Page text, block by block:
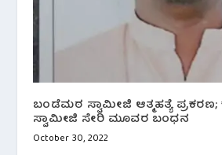
ಬಂಡೆಮಠ ಸ್ವಾಮೀಜಿ ಆತ್ಮಹತ್ಯೆ
ಸ್ವಾಮೀಜಿ ಸೇರಿ ಮೂವರ ಬಂಧನ
October 30, 2022